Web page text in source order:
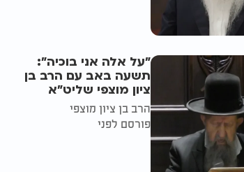
"על אלה אני בוכיה":
תשעה באב עם הרב בן
ציון מוצפי שליט"א
הרב בן ציון מוצפי
פורסם לפני